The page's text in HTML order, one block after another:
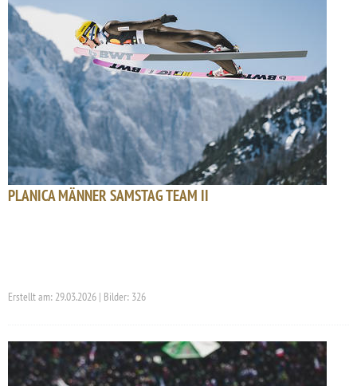
PLANICA MÄNNER SAMSTAG TEAM II
Erstellt am: 29.03.2026 | Bilder: 326